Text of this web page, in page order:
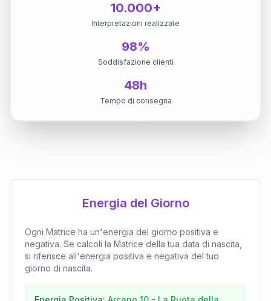
10.000+
Interpretazioni realizzate
98%
Soddisfazione clienti
48h
Tempo di consegna
Energia del Giorno
Ogni Matrice ha un'energia del giorno positiva e
negativa. Se calcoli la Matrice della tua data di nascita,
si riferisce all'energia positiva e negativa del tuo
giorno di nascita.